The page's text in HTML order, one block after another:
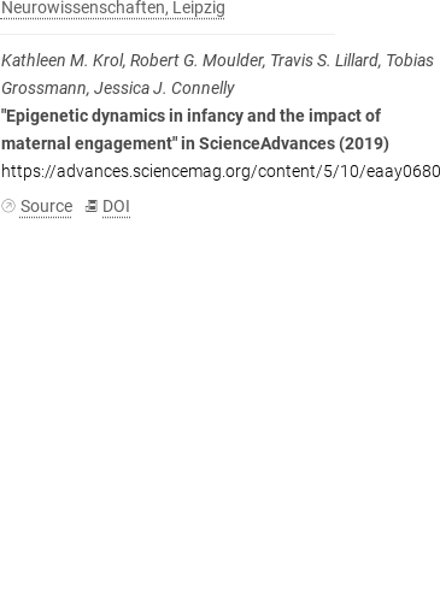
Neurowissenschaften, Leipzig
Kathleen M. Krol, Robert G. Moulder, Travis S. Lillard, Tobias
Grossmann, Jessica J. Connelly
"Epigenetic dynamics in infancy and the impact of
maternal engagement" in ScienceAdvances (2019)
https://advances.sciencemag.org/content/5/10/eaay0680
Source
DOI